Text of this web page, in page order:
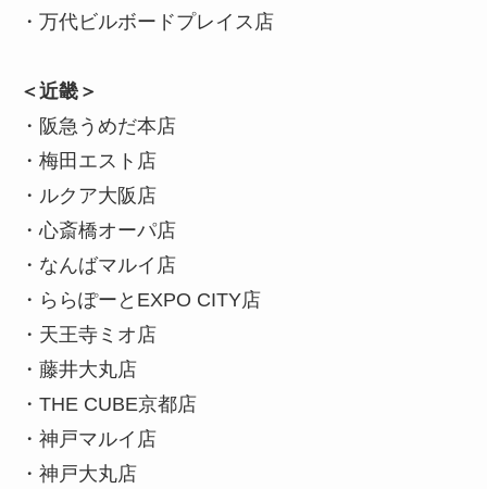
・万代ビルボードプレイス店
＜近畿＞
・阪急うめだ本店
・梅田エスト店
・ルクア大阪店
・心斎橋オーパ店
・なんばマルイ店
・ららぽーとEXPO CITY店
・天王寺ミオ店
・藤井大丸店
・THE CUBE京都店
・神戸マルイ店
・神戸大丸店